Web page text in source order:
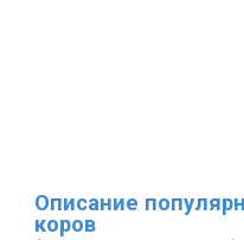
Описание
коров